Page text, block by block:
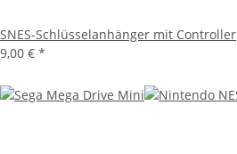
SNES-Schlüsselanhänger mit Controller
9,00 € *